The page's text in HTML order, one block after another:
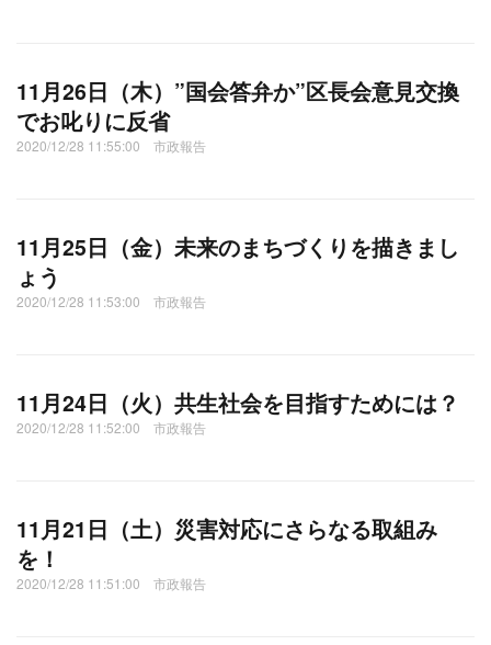
11月26日（木）”国会答弁か”区長会意見交換
でお叱りに反省
2020/12/28 11:55:00 市政報告
11月25日（金）未来のまちづくりを描きまし
ょう
2020/12/28 11:53:00 市政報告
11月24日（火）共生社会を目指すためには？
2020/12/28 11:52:00 市政報告
11月21日（土）災害対応にさらなる取組み
を！
2020/12/28 11:51:00 市政報告